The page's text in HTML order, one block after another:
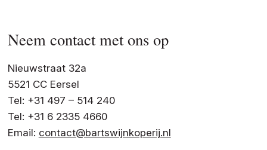
Neem contact met ons op
Nieuwstraat 32a
5521 CC Eersel
Tel: +31 497 – 514 240
Tel: +31 6 2335 4660
Email: contact@bartswijnkoperij.nl